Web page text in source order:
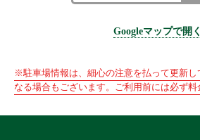
Googleマップで開く
※駐車場情報は、細心の注意を払って更新
なる場合もございます。ご利用前には必ず料